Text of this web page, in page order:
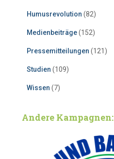
Humusrevolution (82)
Medienbeiträge(152)
Pressemitteilungen (121)
Studien (109)
Wissen (7)
Andere Kampagnen: